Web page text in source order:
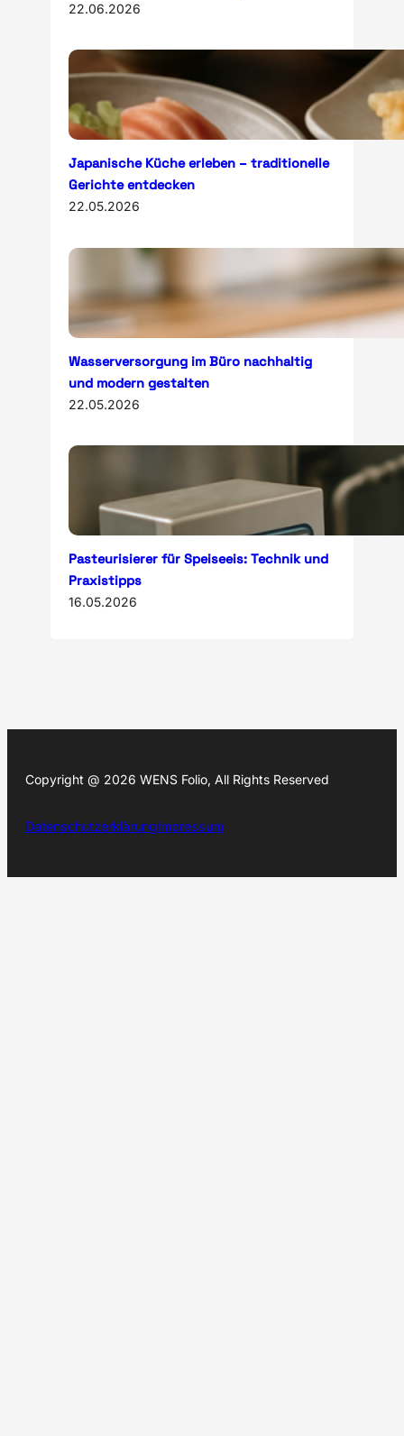
22.06.2026
Japanische Küche erleben – traditionelle
Gerichte entdecken
22.05.2026
Wasserversorgung im Büro nachhaltig
und modern gestalten
22.05.2026
Pasteurisierer für Speiseeis: Technik und
Praxistipps
16.05.2026
Copyright @ 2026 WENS Folio, All Rights Reserved
DatenschutzerklärungImpressum